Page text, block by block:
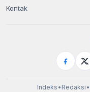
Kontak
Indeks • Redaksi •